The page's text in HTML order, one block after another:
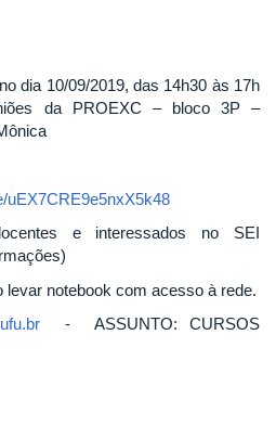
dia 10/09/2019, das 14h30 às 17h
da PROEXC – bloco 3P –
uEX7CRE9e5nxX5k48
e interessados no SEI
levar notebook com acesso à rede.
- ASSUNTO: CURSOS